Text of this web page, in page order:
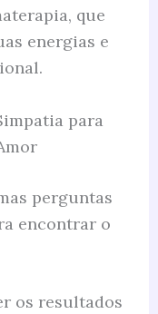
que
energias e
para
perguntas
encontrar o
os resultados